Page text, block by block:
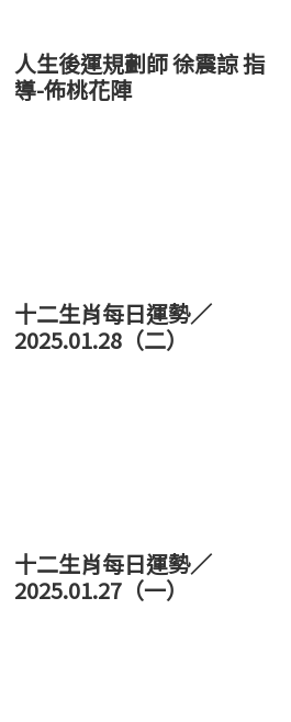
人生後運規劃師 徐震諒 指
導-佈桃花陣
十二生肖每日運勢／
2025.01.28（二）
十二生肖每日運勢／
2025.01.27（一）